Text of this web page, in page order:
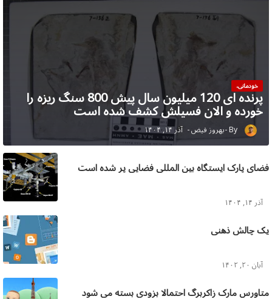
خودمانی، پرنده ای 120 میلیون سال پیش 800 سنگ ریزه را
خورده و الان فسیلش کشف شده است
بهروز فیض آذر ۱۴, ۱۴۰۴
فضای پارک ایستگاه بین المللی فضایی پر شده است
آذر ۱۴, ۱۴۰۴
یک چالش ذهنی
آبان ۲۰, ۱۴۰۲
متاورس مارک زاکربرگ احتمالا بزودی بسته می شود